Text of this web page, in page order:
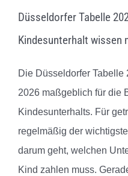
Düsseldorfer Tabelle
Kindesunterhalt wissen
Die Düsseldorfer Tabelle
2026 maßgeblich für die
Kindesunterhalts. Für
regelmäßig der
darum geht, welchen
Kind zahlen muss.